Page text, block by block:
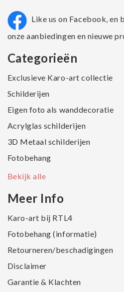
Like us on Facebook, en
onze aanbiedingen en nieuwe
Categorieën
Exclusieve Karo-art collectie
Schilderijen
Eigen foto als wanddecoratie
Acrylglas schilderijen
3D Metaal schilderijen
Fotobehang
Bekijk alle
Meer Info
Karo-art bij RTL4
Fotobehang (informatie)
Retourneren/beschadigingen
Disclaimer
Garantie & Klachten